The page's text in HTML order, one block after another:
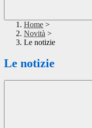
Home >
Novità >
Le notizie
Le notizie